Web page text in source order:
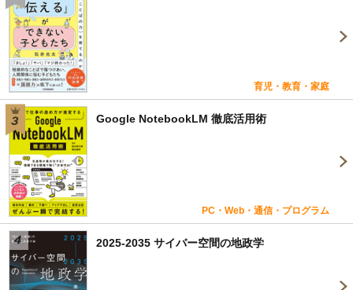
育児・教育・家庭
Google NotebookLM 徹底活用術
PC・Web・通信・プログラム
2025-2035 サイバー空間の地政学